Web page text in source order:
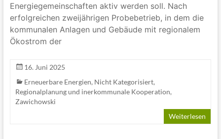
Energiegemeinschaften aktiv werden soll. Nach
erfolgreichen zweijährigen Probebetrieb, in dem die
kommunalen Anlagen und Gebäude mit regionalem
Ökostrom der
16. Juni 2025
Erneuerbare Energien, Nicht Kategorisiert,
Regionalplanung und inerkommunale Kooperation,
Zawichowski
Weiterlesen